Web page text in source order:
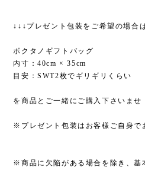
↓↓↓プレゼント包装をご希望の場合
ボクタノギフトバッグ
内寸：40cm × 35cm
目安：SWT2枚でギリギリくらい
を商品とご一緒にご購入下さいませ
※プレゼント包装はお客様ご自身で
※商品に欠陥がある場合を除き、基